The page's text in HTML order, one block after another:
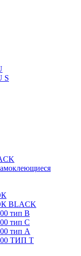
S
BLACK
тип B
тип C
тип А
ТИП Т